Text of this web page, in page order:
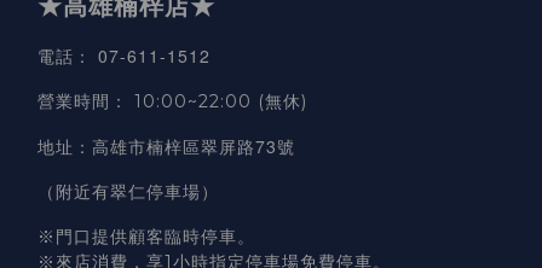
電話 ： 07-611-1512
營業時間 ： 10:00~22:00 (無休)
地址 ： 高雄市楠梓區翠屏路73號
（附近有翠仁停車場）
※門口提供顧客臨時停車。
※來店消費，享1小時指定停車場免費停車。